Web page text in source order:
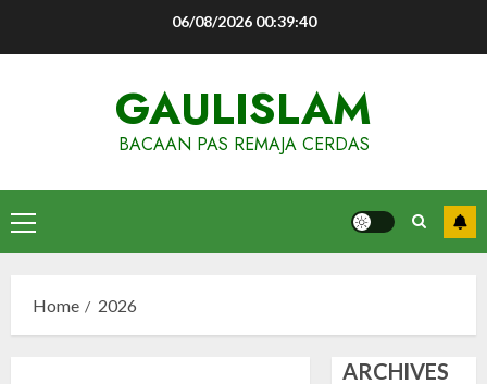
06/08/2026 00:39:41
GAULISLAM
BACAAN PAS REMAJA CERDAS
Primary
Menu
Home 2026
ARCHIVES